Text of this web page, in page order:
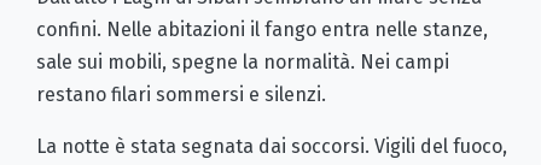
confini. Nelle abitazioni il fango entra nelle stanze,
sale sui mobili, spegne la normalità. Nei campi
restano filari sommersi e silenzi.
La notte è stata segnata dai soccorsi. Vigili del fuoco,